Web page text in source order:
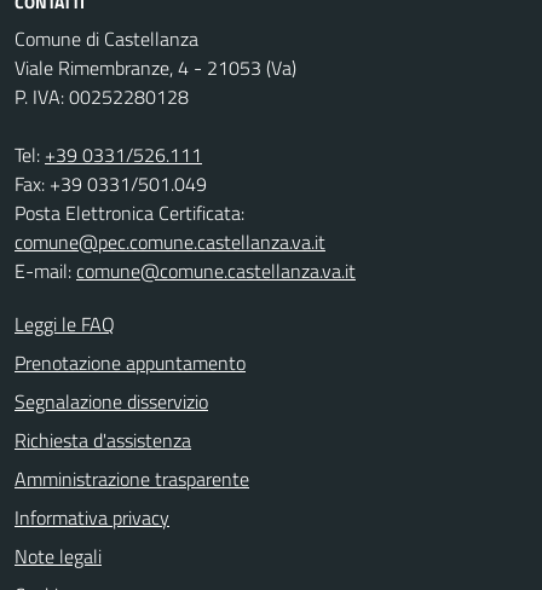
Comune di Castellanza
Viale Rimembranze, 4 - 21053 (Va)
P. IVA: 00252280128
Tel: +39 0331/526.111
Fax: +39 0331/501.049
Posta Elettronica Certificata:
comune@pec.comune.castellanza.va.it
E-mail:comune@comune.castellanza.va.it
Leggi le FAQ
Prenotazione appuntamento
Segnalazione disservizio
Richiesta d'assistenza
Amministrazione trasparente
Informativa privacy
Note legali